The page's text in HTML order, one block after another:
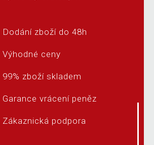
Dodání zboží do 48h
Výhodné ceny
99% zboží skladem
Garance vrácení peněz
Zákaznická podpora